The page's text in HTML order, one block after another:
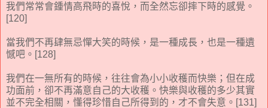
我們常常會鍾情高飛時的喜悅，而全然忘卻摔下時的感覺。
[120]
當我們不再肆無忌憚大笑的時候，是一種成長，也是一種遺
憾吧。[128]
我們在一無所有的時候，往往會為小小收穫而快樂；但在成
功面前，卻不再滿意自己的大收穫。快樂與收穫的多少其實
並不完全相關，懂得珍惜自己所得到的，才不會失意。[131]